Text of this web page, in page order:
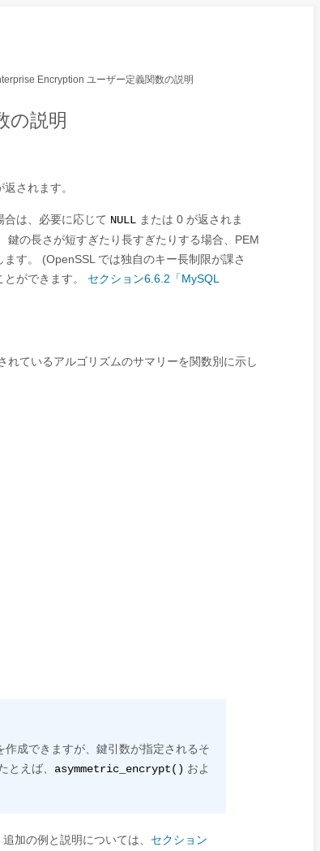
Encryption ユーザー定義関数の説明
の説明
されます。
は、必要に応じて NULL または 0 が返されま
の長さが短すぎたり長すぎたりする場合、PEM
す。 (OpenSSL では独自のキー長制限が課さ
ができます。 セクション6.6.2「MySQL
ているアルゴリズムのサマリーを関数別に示し
成できますが、鍵引数が指定されるそ
とえば、 asymmetric_encrypt() およ
加の例と説明については、 セクション